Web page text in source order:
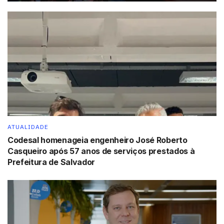
ATUALIDADE
Codesal homenageia engenheiro José Roberto
Casqueiro após 57 anos de serviços prestados à
Prefeitura de Salvador